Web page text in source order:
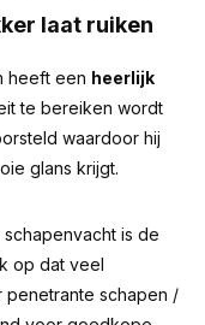
laat ruiken
heeft een heerlijk
te bereiken wordt
waardoor hij
glans krijgt.
is de
op dat veel
penetrante schapen /